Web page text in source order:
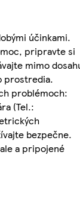
účinkami.
pripravte si
mimo
prostredia.
problémoch:
(Tel.:
bezpečne.
a pripojené